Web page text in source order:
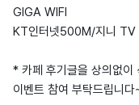
GIGA WIFI
KT인터넷500M/지니 TV
* 카페 후기글을 상의없이
이벤트 참여 부탁드립니다